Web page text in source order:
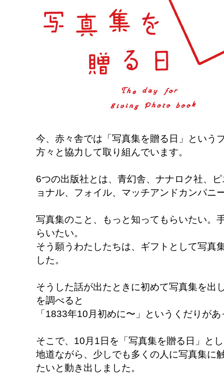
今、赤々舎では「写真集を贈る日」という
方々と協力して取り組んでいます。
6つの出版社とは、青幻舎、ナナロク社、
ョナル、フォイル、マッチアンドカンパニ
写真集のこと、もっと知ってもらいたい。
らいたい。
そう願うわたしたちは、ギフトとして写真
した。
そうした話が出たときに初めて写真集を出
を調べると
「1833年10月初めに〜」というくだりが
そこで、10月1日を「写真集を贈る日」と
地道ながら、少しでも多くの人に写真集に
たいと動き出しました。